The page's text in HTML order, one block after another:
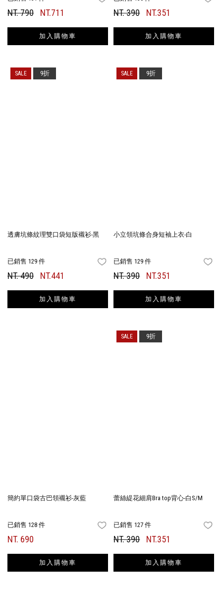
NT. 790 NT.711
加入購物車
NT. 390 NT.351
加入購物車
透膚坑條紋理雙口袋短版襯衫-黑
已銷售 129 件 FAVORITES
NT. 490 NT.441
加入購物車
9折
小立領坑條合身短袖上衣-白
已銷售 129 件
NT. 390 NT.351
加入購物車
9折
簡約單口袋古巴領襯衫-灰藍
已銷售 128 件 FAVORITES
NT. 690
加入購物車
蕾絲緹花細肩Bra top背心-白S/M
已銷售 127 件
NT. 390 NT.351
加入購物車
9折